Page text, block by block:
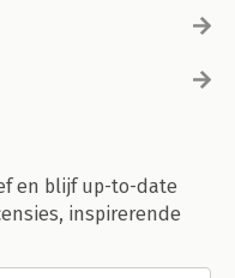
en blijf up-to-date
inspirerende